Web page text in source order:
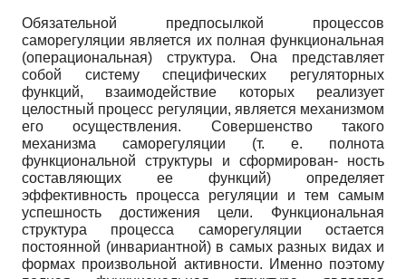
Обязательной предпосылкой процессов
саморегуляции является их полная функциональная
(операцио­нальная) структура. Она представляет
собой систему специфических регуляторных
функций, взаимодействие которых реализует
целостный процесс регуляции, является механизмом
его осуществления. Совершенство такого
механизма саморегуляции (т. е. полнота
функциональной структуры и сформирован- ность
составляющих ее функций) определяет
эффективность процесса регуляции и тем самым
успешность достижения цели. Функциональная
структура процесса саморегуляции остается
постоянной (инвариантной) в самых разных видах и
формах произвольной активности. Именно поэтому